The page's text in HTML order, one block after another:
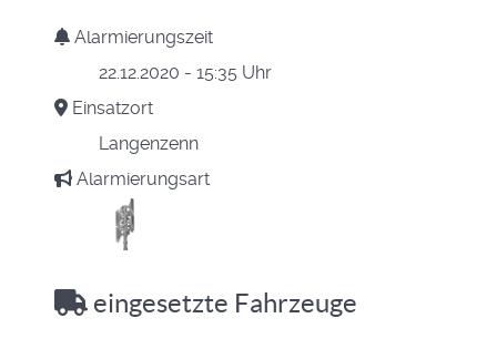
Alarmierungszeit
22.12.2020 - 15:35 Uhr
Einsatzort
Langenzenn
Alarmierungsart
eingesetzte Fahrzeuge